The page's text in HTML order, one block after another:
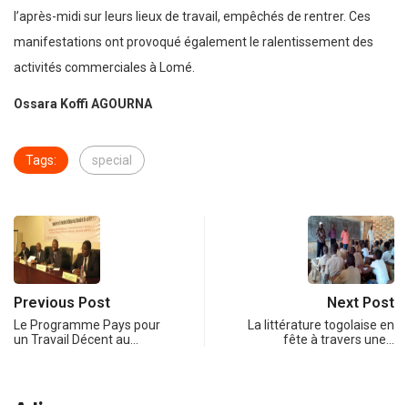
l’après-midi sur leurs lieux de travail, empêchés de rentrer. Ces
manifestations ont provoqué également le ralentissement des
activités commerciales à Lomé.
Ossara Koffi AGOURNA
Tags: special
Previous Post
Le Programme Pays pour
un Travail Décent au…
Next Post
La littérature togolaise en
fête à travers une…